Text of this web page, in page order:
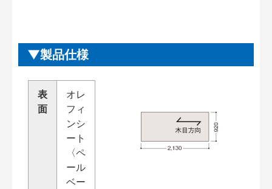
製品仕様
表
面
オレ
フィ
ンシ
ート
〈ペ
ール
ベー